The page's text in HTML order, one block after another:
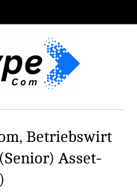
Betriebswirt
Asset-